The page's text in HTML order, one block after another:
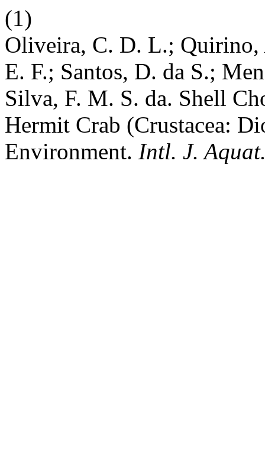
(1)
Oliveira, C. D. L.; Quirino,
E. F.; Santos, D. da S.;
Silva, F. M. S. da. Shell
Hermit Crab (Crustacea:
Environment. Intl. J.